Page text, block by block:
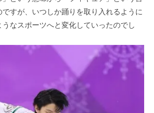
すが、いつしか踊りを取り入れるように
なスポーツへと変化していったのでし